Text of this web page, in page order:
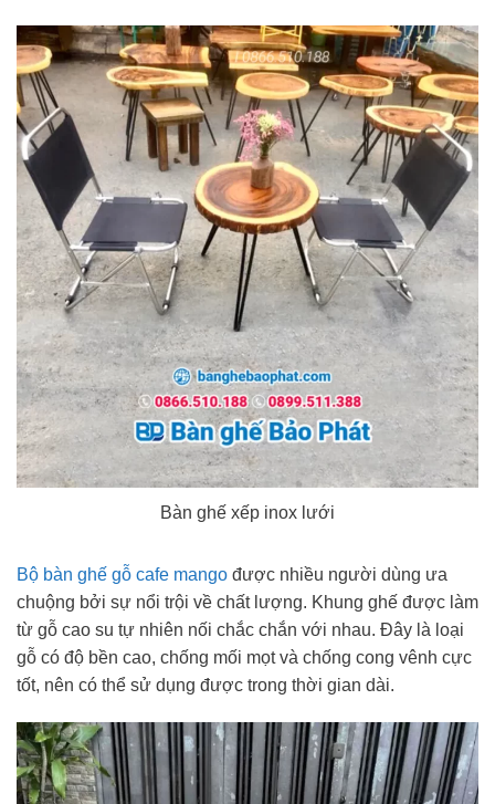
Bàn ghế xếp inox lưới
Bộ bàn ghế gỗ cafe mango được nhiều người dùng ưa
chuộng bởi sự nổi trội về chất lượng. Khung ghế được làm
từ gỗ cao su tự nhiên nối chắc chắn với nhau. Đây là loại
gỗ có độ bền cao, chống mối mọt và chống cong vênh cực
tốt, nên có thể sử dụng được trong thời gian dài.